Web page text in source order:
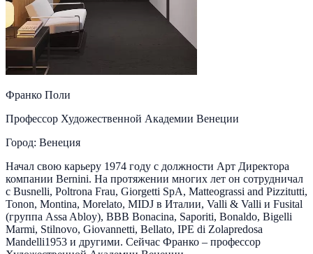
Франко Поли
Профессор Художественной Академии Венеции
Город: Венеция
Начал свою карьеру 1974 году с должности Арт Директора
компании Bernini. На протяжении многих лет он сотрудничал
с Busnelli, Poltrona Frau, Giorgetti SpA, Matteograssi and Pizzitutti,
Tonon, Montina, Morelato, MIDJ в Италии, Valli & Valli и Fusital
(группа Assa Abloy), BBB Bonacina, Saporiti, Bonaldo, Bigelli
Marmi, Stilnovo, Giovannetti, Bellato, IPE di Zolapredosa
Mandelli1953 и другими. Сейчас Франко – профессор